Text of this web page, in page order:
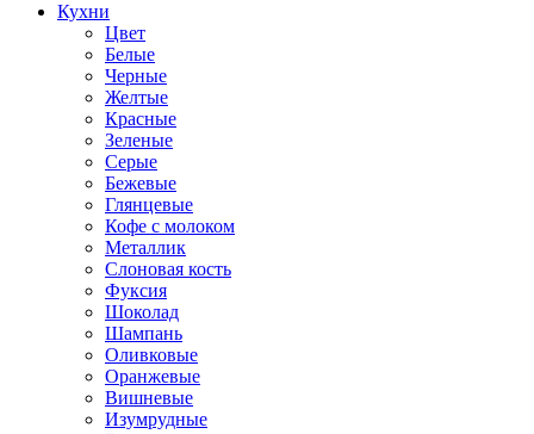
Кухни
Цвет
Белые
Черные
Желтые
Красные
Зеленые
Серые
Бежевые
Глянцевые
Кофе с молоком
Металлик
Слоновая кость
Фуксия
Шоколад
Шампань
Оливковые
Оранжевые
Вишневые
Изумрудные